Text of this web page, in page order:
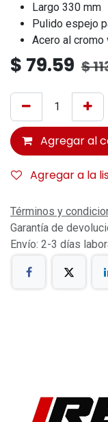
Largo 330 mm
Pulido espejo
Acero al
$ 79.59 $
Agregar al
Agregar a la
Términos y
Garantía de
Envío: 2-3 días